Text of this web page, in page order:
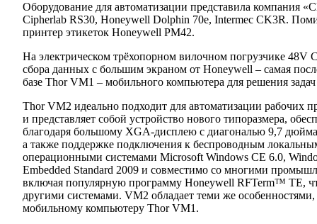
Оборудование для автоматизации представила
Cipherlab RS30, Honeywell Dolphin 70e, Intermec CK3R.
принтер этикеток Honeywell РМ42.
На электрическом трёхопорном вилочном погрузчике
сбора данных с большим экраном от Honeywell – самая
базе Thor VM1 – мобильного компьютера для решения
Thor VM2 идеально подходит для автоматизации рабочих
и представляет собой устройство нового типоразмера,
благодаря большому XGA-дисплею с диагональю 9,7
а также поддержке подключения к беспроводным
операционными системами Microsoft Windows CE 6.0,
Embedded Standard 2009 и совместимо со многими
включая популярную программу Honeywell RFTerm™ TE,
другими системами. VM2 обладает теми же
мобильному компьютеру Thor VM1.